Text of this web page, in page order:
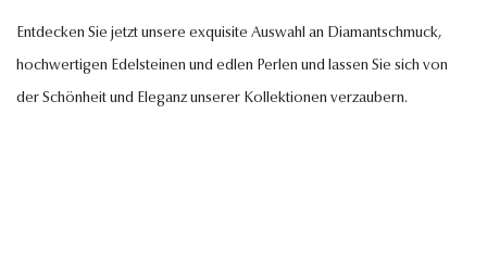
Entdecken Sie jetzt unsere exquisite Auswahl an Diamantschmuck,
hochwertigen Edelsteinen und edlen Perlen und lassen Sie sich von
der Schönheit und Eleganz unserer Kollektionen verzaubern.